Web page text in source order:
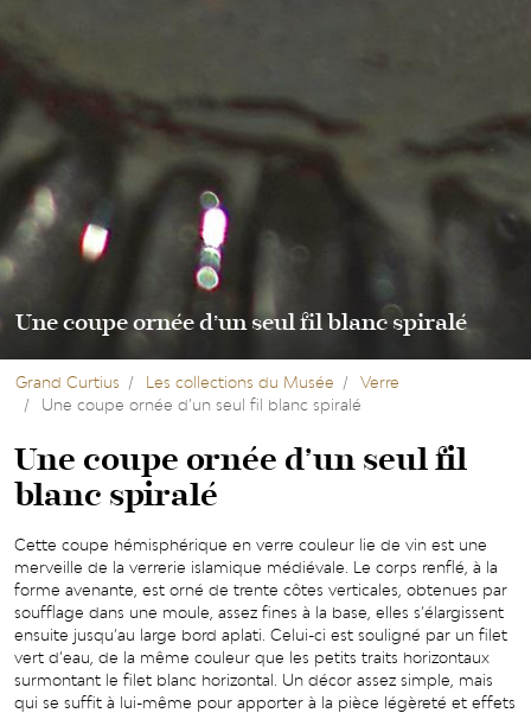
Une coupe ornée d’un seul fil blanc spiralé
Grand Curtius Les collections du Musée
Verre
Une coupe ornée d’un seul fil blanc spiralé
Une coupe ornée d’un seul fil
blanc spiralé
Cette coupe hémisphérique en verre couleur lie de vin est une
merveille de la verrerie islamique médiévale. Le corps renflé, à la
forme avenante, est orné de trente côtes verticales, obtenues par
soufflage dans une moule, assez fines à la base, elles s’élargissent
ensuite jusqu’au large bord aplati. Celui-ci est souligné par un filet
vert d’eau, de la même couleur que les petits traits horizontaux
surmontant le filet blanc horizontal. Un décor assez simple, mais
qui se suffit à lui-même pour apporter à la pièce légèreté et effets